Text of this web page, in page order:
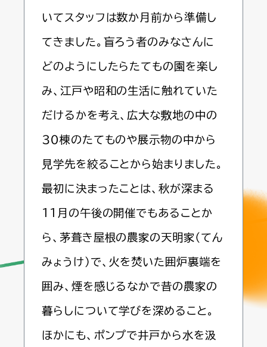
いてスタッフは数か月前から準備し
てきました。盲ろう者のみなさんに
どのようにしたらたてもの園を楽し
み、江戸や昭和の生活に触れていた
だけるかを考え、広大な敷地の中の
３０棟のたてものや展示物の中から
見学先を絞ることから始まりました。
最初に決まったことは、秋が深まる
11月の午後の開催でもあることか
ら、茅葺き屋根の農家の天明家（てん
みょうけ）で、火を焚いた囲炉裏端を
囲み、煙を感じるなかで昔の農家の
暮らしについて学びを深めること。
ほかにも、ポンプで井戸から水を汲